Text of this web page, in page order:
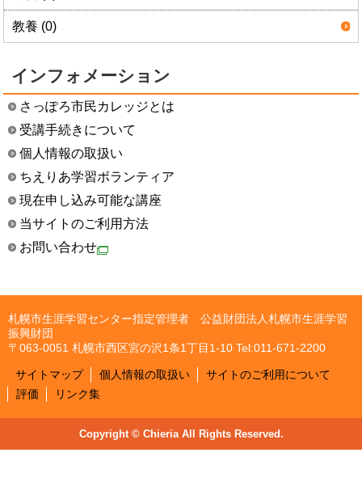
教養 (0)
インフォメーション
さっぽろ市民カレッジとは
受講手続きについて
個人情報の取扱い
ちえりあ学習ボランティア
現在申し込み可能な講座
当サイトのご利用方法
お問い合わせ
札幌市生涯学習センター指定管理者 公益財団法人札幌市生涯学習
振興財団
〒063-0051 札幌市西区宮の沢1条1丁目1-10 Tel:011-671-2200
サイトマップ 個人情報の取扱い
サイトのご利用について
評価
リンク集
Copyright © Chieria All Rights Reserved.